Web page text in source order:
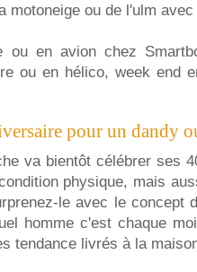
motoneige ou de l'ulm
ou en avion chez
ou en hélico, week end
pour un dandy
va bientôt célébrer ses
physique, mais
le avec le concept
homme c'est chaque
tendance livrés à la